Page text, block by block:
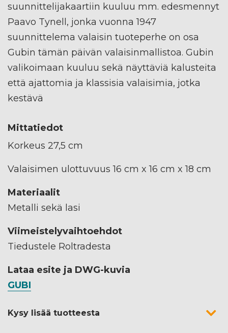
suunnittelijakaartiin kuuluu mm. edesmennyt
Paavo Tynell, jonka vuonna 1947
suunnittelema valaisin tuoteperhe on osa
Gubin tämän päivän valaisinmallistoa. Gubin
valikoimaan kuuluu sekä näyttäviä kalusteita
että ajattomia ja klassisia valaisimia, jotka
kestävä
Mittatiedot
Korkeus 27,5 cm
Valaisimen ulottuvuus 16 cm x 16 cm x 18 cm
Materiaalit
Metalli sekä lasi
Viimeistelyvaihtoehdot
Tiedustele Roltradesta
Lataa esite ja DWG-kuvia
GUBI
Kysy lisää tuotteesta